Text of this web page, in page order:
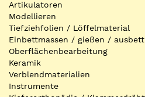
Artikulatoren
Modellieren
Tiefziehfolien / Löffelmaterial
Einbettmassen / gießen /
Oberflächenbearbeitung
Keramik
Verblendmaterialien
Instrumente